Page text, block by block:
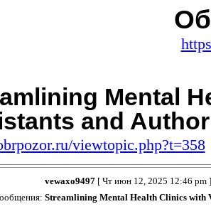
Mental
and
viewtopic.php?t=358
vewaxo9497[ Чт июн 12, 2025 12:46 pm ]
Streamlining Mental Health Clinics with